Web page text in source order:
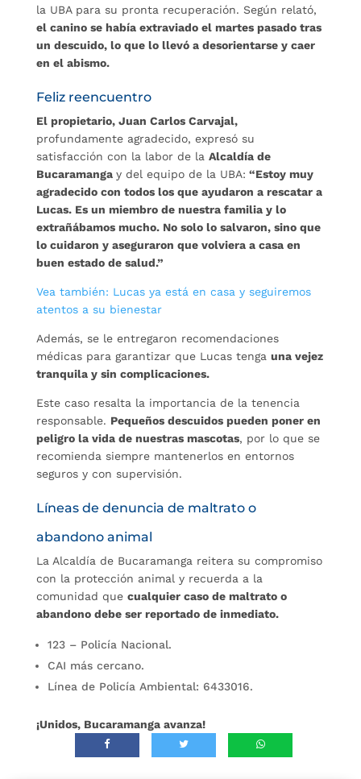
la UBA para su pronta recuperación. Según relató,
el canino se había extraviado el martes pasado tras
un descuido, lo que lo llevó a desorientarse y caer
en el abismo.
Feliz reencuentro
El propietario, Juan Carlos Carvajal,
profundamente agradecido, expresó su
satisfacción con la labor de la Alcaldía de
Bucaramanga y del equipo de la UBA: “Estoy muy
agradecido con todos los que ayudaron a rescatar a
Lucas. Es un miembro de nuestra familia y lo
extrañábamos mucho. No solo lo salvaron, sino que
lo cuidaron y aseguraron que volviera a casa en
buen estado de salud.”
Vea también: Lucas ya está en casa y seguiremos
atentos a su bienestar
Además, se le entregaron recomendaciones
médicas para garantizar que Lucas tenga una vejez
tranquila y sin complicaciones.
Este caso resalta la importancia de la tenencia
responsable. Pequeños descuidos pueden poner en
peligro la vida de nuestras mascotas, por lo que se
recomienda siempre mantenerlos en entornos
seguros y con supervisión.
Líneas de denuncia de maltrato o
abandono animal
La Alcaldía de Bucaramanga reitera su compromiso
con la protección animal y recuerda a la
comunidad que cualquier caso de maltrato o
abandono debe ser reportado de inmediato.
123 – Policía Nacional.
CAI más cercano.
Línea de Policía Ambiental: 6433016.
¡Unidos, Bucaramanga avanza!